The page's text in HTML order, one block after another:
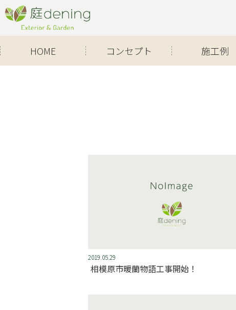
Skip
to
content
HOME コンセプト 施工例
2019.05.29
相模原市暖蘭物語工事開始！